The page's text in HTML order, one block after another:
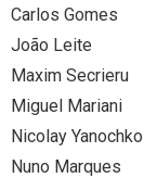
- - Rankings
- -
- - Calendario
content/
x/flags/
Carlos Gomes
João Leite
Maxim Secrieru
Miguel Mariani
Nicolay Yanochko
Nuno Marques